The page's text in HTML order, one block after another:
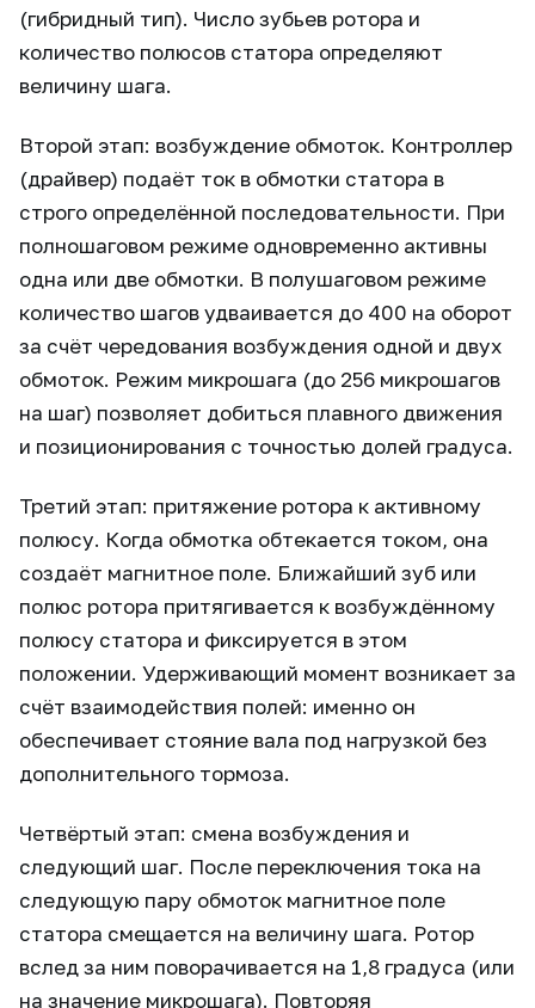
(гибридный тип). Число зубьев ротора и
количество полюсов статора определяют
величину шага.
Второй этап: возбуждение обмоток. Контроллер
(драйвер) подаёт ток в обмотки статора в
строго определённой последовательности. При
полношаговом режиме одновременно активны
одна или две обмотки. В полушаговом режиме
количество шагов удваивается до 400 на оборот
за счёт чередования возбуждения одной и двух
обмоток. Режим микрошага (до 256 микрошагов
на шаг) позволяет добиться плавного движения
и позиционирования с точностью долей градуса.
Третий этап: притяжение ротора к активному
полюсу. Когда обмотка обтекается током, она
создаёт магнитное поле. Ближайший зуб или
полюс ротора притягивается к возбуждённому
полюсу статора и фиксируется в этом
положении. Удерживающий момент возникает за
счёт взаимодействия полей: именно он
обеспечивает стояние вала под нагрузкой без
дополнительного тормоза.
Четвёртый этап: смена возбуждения и
следующий шаг. После переключения тока на
следующую пару обмоток магнитное поле
статора смещается на величину шага. Ротор
вслед за ним поворачивается на 1,8 градуса (или
на значение микрошага). Повторяя